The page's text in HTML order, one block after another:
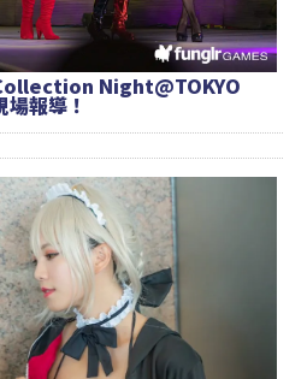
Night@TOKYO
報導！